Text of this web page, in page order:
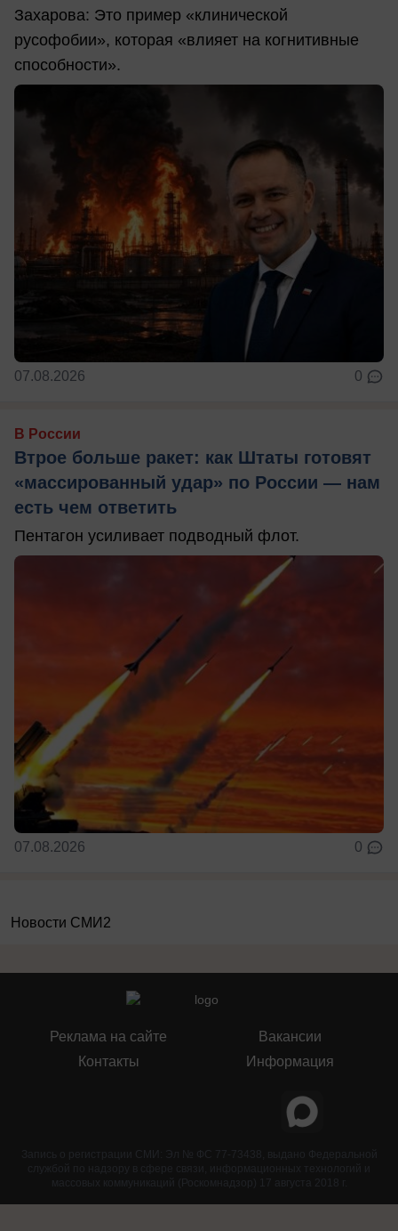
Захарова: Это пример «клинической
русофобии», которая «влияет на когнитивные
способности».
07.08.2026 0
В России
Втрое больше ракет: как Штаты готовят
«массированный удар» по России — нам
есть чем ответить
Пентагон усиливает подводный флот.
07.08.2026 0
Новости СМИ2
Реклама на сайте
Контакты
Вакансии
Информация
Запись о регистрации СМИ: Эл № ФС 77-73438, выдано Федеральной
службой по надзору в сфере связи, информационных технологий и
массовых коммуникаций (Роскомнадзор) 17 августа 2018 г.